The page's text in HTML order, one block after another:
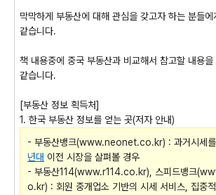
막막하게 부동산에 대해 관심을 갖고자 하는 분들
같습니다.
책 내용중에 중국 부동산과 비교해서 참고할 내용을
같습니다.
[부동산 정보 획득처]
1. 한국 부동산 정보를 얻는 곳(저자 안내)
- 부동산뱅크(www.neonet.co.kr) : 과거시세
년대 이전 시장을 살펴볼 경우
- 부동산114(www.r114.co.kr), 스피드뱅크
o.kr) : 회원 중개업소 기반의 시세 서비스, 집중